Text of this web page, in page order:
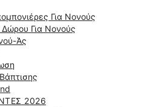
Για Νονούς
Δώρου Για Νονούς
Άς
2026